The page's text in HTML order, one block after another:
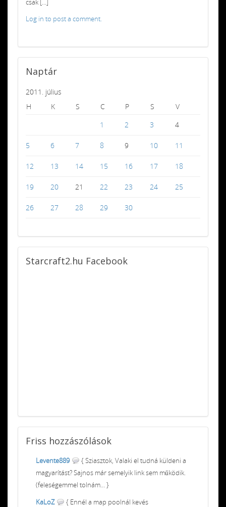
csak [...]
Log in to post a comment.
Naptár
2011. július
H
K S C P S
V
1
2 3 4
5 6 7 8 9 10 11
12 13 14 15 16 17 18
19 20 21 22 23 24 25
26 27 28 29 30
Starcraft2.hu Facebook
Friss hozzászólások
Levente889
{ Sziasztok, Valaki el tudná küldeni a
magyarítást? Sajnos már semelyik link sem működik.
(feleségemmel tolnám... }
KaLoZ
{ Ennél a map poolnál kevés